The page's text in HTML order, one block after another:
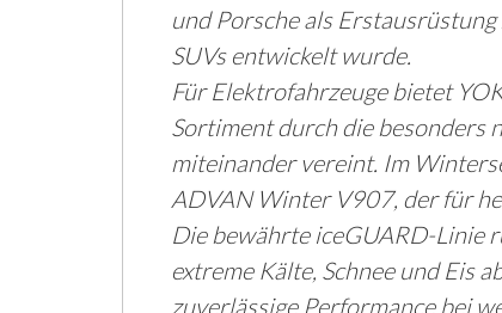
und Porsche als
SUVs entwickelt wurde.
Für Elektrofahrzeuge bietet
Sortiment durch die besonders
miteinander vereint. Im
ADVAN Winter V907, der für
Die bewährte iceGUARD-Linie
extreme Kälte, Schnee und Eis
zuverlässige Performance bei